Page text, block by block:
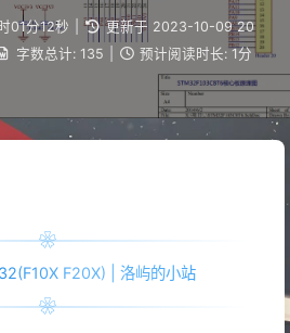
01分12秒 更新于 2023-10-09 20
字数总计: 135 预计阅读时长: 1分
F20X) | 洛屿的小站